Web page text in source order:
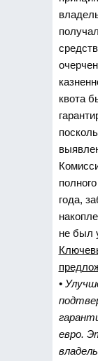
квота
года,
не был
•
евро.